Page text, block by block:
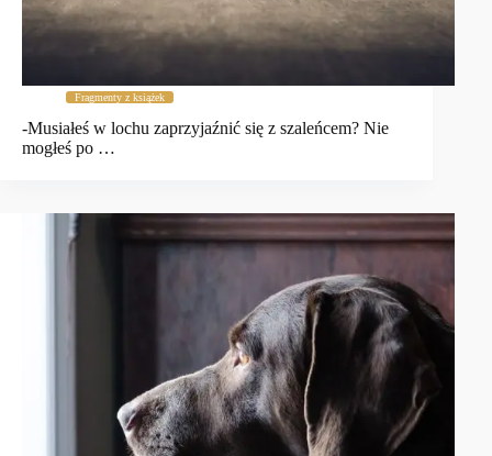
Fragmenty z książek
-Musiałeś w lochu zaprzyjaźnić się z szaleńcem? Nie
mogłeś po …